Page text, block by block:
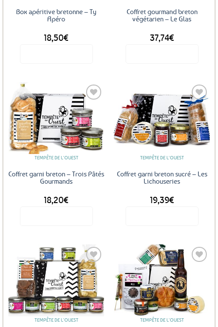
Box apéritive bretonne – Ty
Apéro
18,50€
Coffret gourmand breton
végétarien – Le Glas
37,74€
Ajouter
aux
favoris
TEMPÊTE DE L'OUEST
Coffret garni breton – Trois Pâtés
Gourmands
18,20€
Ajouter
aux
favoris
TEMPÊTE DE L'OUEST
Coffret garni breton sucré – Les
Lichouseries
19,39€
Ajouter
aux
favoris
TEMPÊTE DE L'OUEST
favoris
TEMPÊTE DE L'OUEST